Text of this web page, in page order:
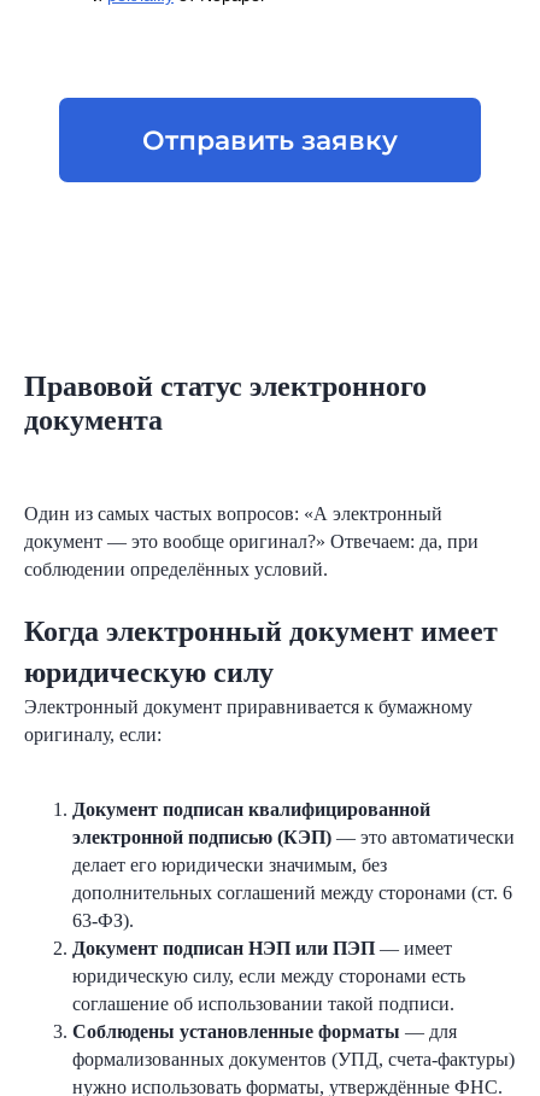
Правовой статус электронного
документа
Один из самых частых вопросов: «А электронный
документ — это вообще оригинал?» Отвечаем: да, при
соблюдении определённых условий.
Когда электронный документ имеет
юридическую силу
Электронный документ приравнивается к бумажному
оригиналу, если:
Документ подписан квалифицированной
электронной подписью (КЭП) — это автоматически
делает его юридически значимым, без
дополнительных соглашений между сторонами (ст. 6
63-ФЗ).
Документ подписан НЭП или ПЭП — имеет
юридическую силу, если между сторонами есть
соглашение об использовании такой подписи.
Соблюдены установленные форматы — для
формализованных документов (УПД, счета-фактуры)
нужно использовать форматы, утверждённые ФНС.